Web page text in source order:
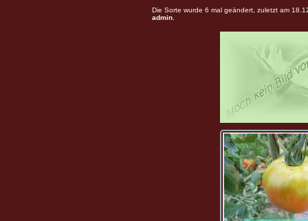
Die Sorte wurde 6 mal geändert, zuletzt am
admin